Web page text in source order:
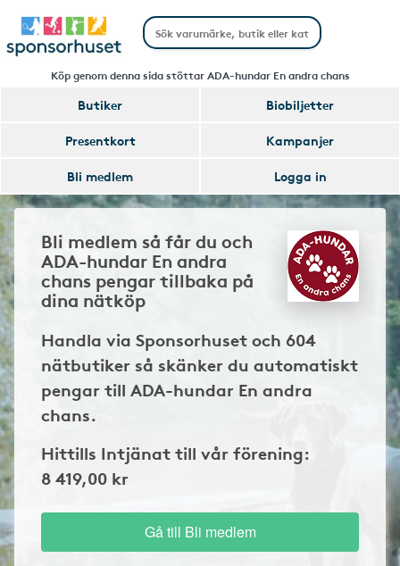
Köp genom denna sida stöttar ADA-hundar En andra chans
Butiker
Biobiljetter
Presentkort
Kampanjer
Bli medlem
Logga in
Bli medlem så får du och
ADA-hundar En andra
chans pengar tillbaka på
dina nätköp
Handla via Sponsorhuset och 604
nätbutiker så skänker du automatiskt
pengar till ADA-hundar En andra
chans.
Hittills Intjänat till vår förening:
8 419,00 kr
Gå till Bli medlem